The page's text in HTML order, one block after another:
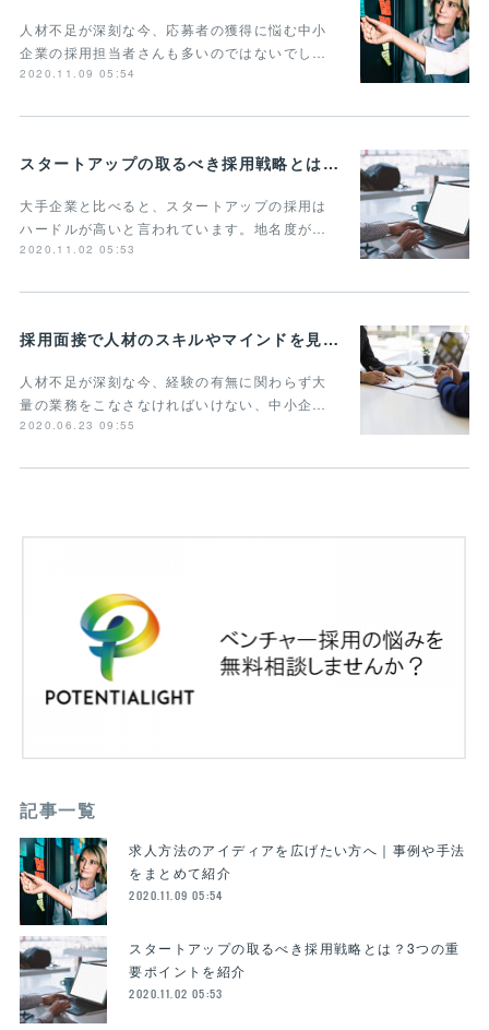
人材不足が深刻な今、応募者の獲得に悩む中小
企業の採用担当者さんも多いのではないでし…
2020.11.09 05:54
スタートアップの取るべき採用戦略とは？3つの重要ポイントを紹介
大手企業と比べると、スタートアップの採用は
ハードルが高いと言われています。地名度が…
2020.11.02 05:53
採用面接で人材のスキルやマインドを見抜く質問とは？タイプやポイントごとに解説
人材不足が深刻な今、経験の有無に関わらず大
量の業務をこなさなければいけない、中小企…
2020.06.23 09:55
記事一覧
求人方法のアイディアを広げたい方へ｜事例や手法
をまとめて紹介
2020.11.09 05:54
スタートアップの取るべき採用戦略とは？3つの重
要ポイントを紹介
2020.11.02 05:53